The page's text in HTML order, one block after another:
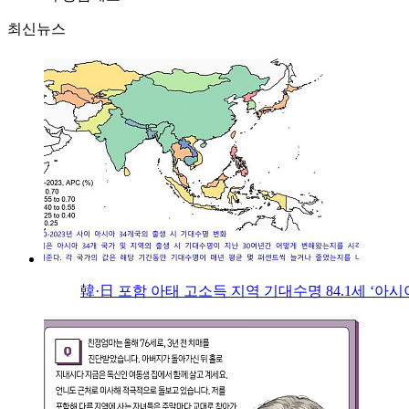
최신뉴스
韓·日 포함 아태 고소득 지역 기대수명 84.1세 ‘아시